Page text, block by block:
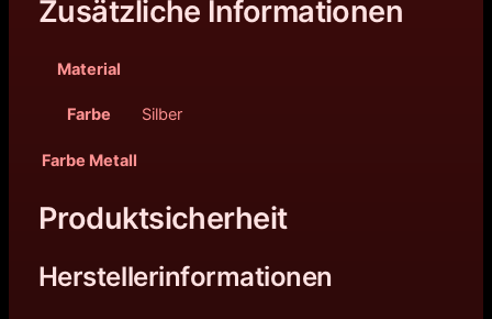
Zusätzliche Informationen
Material
Farbe Silber
Farbe Metall
Produktsicherheit
Herstellerinformationen